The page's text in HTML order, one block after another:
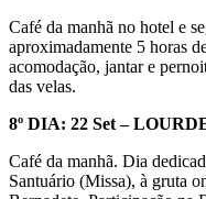
Café da manhã no hotel e
aproximadamente 5 horas
acomodação, jantar e
das velas.
8º DIA: 22 Set –
Café da manhã. Dia
Santuário (Missa), à gruta